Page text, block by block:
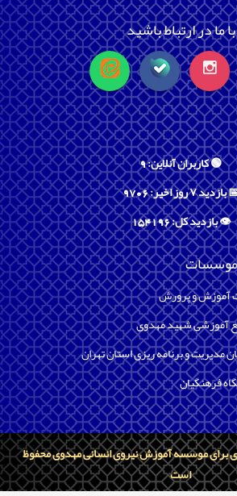
با ما در ارتباط باشید
🟢 کاربران آنلاین: 9
۷ روز اخیر: 9706
👁️ بازدید کل: 154196
موسسات
آموزش و پرورش
آموزشی شهید مهدوی
مدیریت و برنامه ریزی استان تهران
فرهنگیان
برای موسسه آموزش نیروی انسانی مهدوی محفوظ
است